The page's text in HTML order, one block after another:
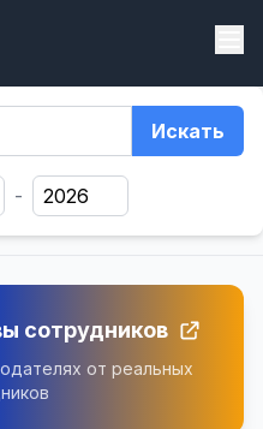
Искать
-
сотрудников
от реальных